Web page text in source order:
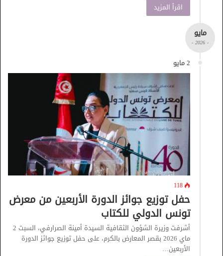
اقرأ المزيد
مايو
- 2026 -
2 مايو
118
حفل توزيع جوائز الدورة الأربعين من معرض
تونس الدولي للكتاب
أشرفت وزيرة الشؤون الثقافية السيدة أمينة الصرارفي، السبت 2
ماي 2026 بقصر المعارض بالكرم، على حفل توزيع جوائز الدورة
الأربعين…